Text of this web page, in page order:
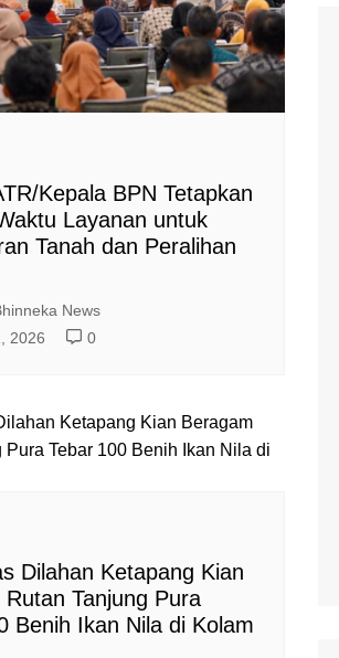
Kepala BPN Tetapkan
Layanan untuk
Tanah dan Peralihan
News
2026
0
Dilahan Ketapang Kian
Tanjung Pura
Benih Ikan Nila di Kolam